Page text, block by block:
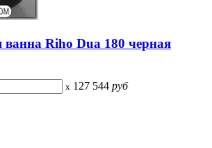
Riho Dua 180 черная
x 127 544 руб